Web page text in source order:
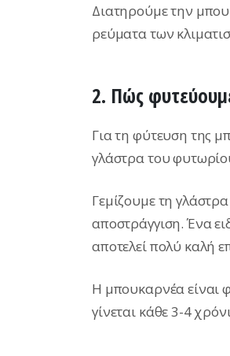
Διατηρούμε την
ρεύματα των
2. Πώς
Για τη φύτευση της
γλάστρα του
Γεμίζουμε τη
αποστράγγιση. Ένα
αποτελεί πολύ καλή
Η μπουκαρνέα είναι
γίνεται κάθε 3-4